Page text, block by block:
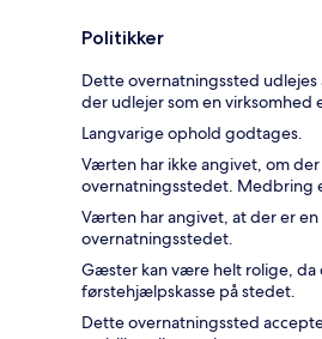
Politikker
Dette overnatningssted
der udlejer som en virksomhed
Langvarige ophold godtages.
Værten har ikke angivet, om
overnatningsstedet. Medbring
Værten har angivet, at der er en
overnatningsstedet.
Gæster kan være helt rolige, da
førstehjælpskasse på stedet.
Dette overnatningssted